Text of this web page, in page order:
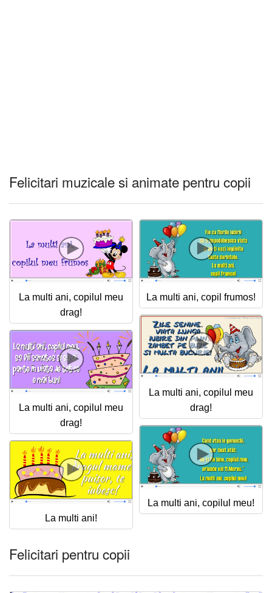
Felicitari muzicale si animate pentru copii
La multi ani, copilul meu
drag!
La multi ani, copil frumos!
La multi ani, copilul meu
drag!
La multi ani, copilul meu
drag!
La multi ani, copilul meu!
La multi ani!
Felicitari pentru copii